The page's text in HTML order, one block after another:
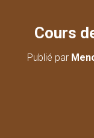
Cours
Publié par